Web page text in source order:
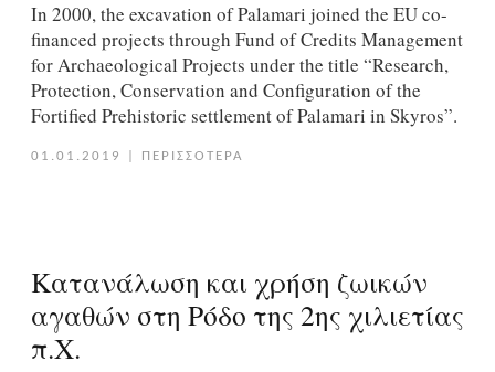
In 2000, the excavation of Palamari joined the EU co-
financed projects through Fund of Credits Management
for Archaeological Projects under the title “Research,
Protection, Conservation and Configuration of the
Fortified Prehistoric settlement of Palamari in Skyros”.
01.01.2019 ΠΕΡΙΣΣΟΤΕΡΑ
Κατανάλωση και χρήση ζωικών
αγαθών στη Ρόδο της 2ης χιλιετίας
π.Χ.